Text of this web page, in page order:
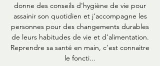
donne des conseils d'hygiène de vie pour
assainir son quotidien et j'accompagne les
personnes pour des changements durables
de leurs habitudes de vie et d'alimentation.
Reprendre sa santé en main, c'est connaitre
le foncti...